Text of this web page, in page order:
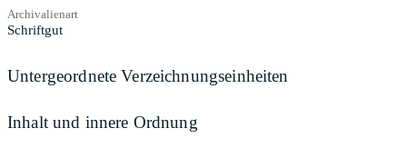
Archivalienart
Schriftgut
Untergeordnete Verzeichnungseinheiten
Inhalt und innere Ordnung